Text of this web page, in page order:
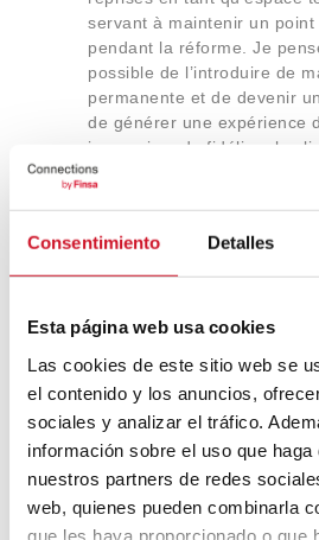
Consentimiento Detalles
Esta página web usa cookies
Las cookies de este sitio web se
el contenido y los anuncios,
sociales y analizar el tráfico.
información sobre el uso que
nuestros partners de redes
web, quienes pueden combinarla
que les haya proporcionado o que
servant à maintenir un
pendant la réforme. Je
possible de l’introduire de
permanente et de devenir
de générer une expérience
immersive, de fidéliser la
communiquer les valeurs
La boutique Zara à Rynek
l’un des premiers projets
Castro pour
L’arrivée du commerce en
rendu la création d’espaces
plus pertinente ?